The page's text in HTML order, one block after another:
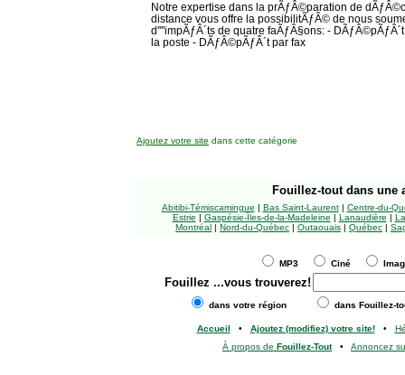
Notre expertise dans la prÃƒÂ©paration de
distance vous offre la possibilitÃƒÂ© de nous
d''''impÃƒÂ´ts de quatre faÃƒÂ§ons: -
la poste - DÃƒÂ©pÃƒÂ´t par fax
Ajoutez votre site dans cette catégorie
Fouillez-tout dans une
Abitibi-Témiscamingue | Bas Saint-Laurent| Centre-du-
Estrie | Gaspésie-Îles-de-la-Madeleine | Lanaudière |
Montréal | Nord-du-Québec | Outaouais | Québec |
MP3 Ciné
Fouillez ...vous trouverez!
dans votre région dans Fouillez-
Accueil • Ajoutez (modifiez) votre site!•
À propos de Fouillez-Tout• Annoncez